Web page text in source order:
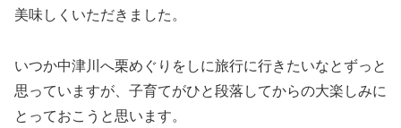
美味しくいただきました。
いつか中津川へ栗めぐりをしに旅行に行きたいなとずっと
思っていますが、子育てがひと段落してからの大楽しみに
とっておこうと思います。